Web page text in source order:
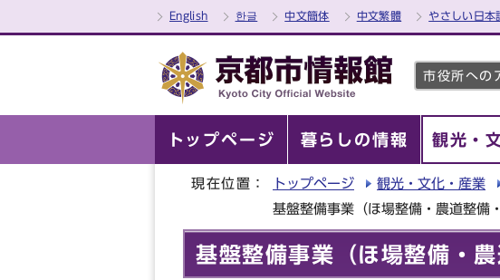
English 한글 中文簡体 中文繁體 やさしい日本
市役所への
トップページ 暮らしの情報 観光・
現在位置： トップページ 観光・文化・産業
基盤整備事業（ほ場整備・農道整備
基盤整備事業（ほ場整備・